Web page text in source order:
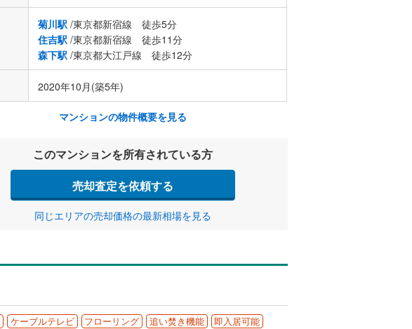
菊川駅 /東京都新宿線 徒歩5分
住吉駅 /東京都新宿線 徒歩11分
森下駅 /東京都大江戸線 徒歩12分
2020年10月(築5年)
マンションの物件概要を見る
このマンションを所有されている方
売却査定を依頼する
同じエリアの売却価格の最新相場を見る
ケーブルテレビ フローリング 追い焚き機能
即入居可能